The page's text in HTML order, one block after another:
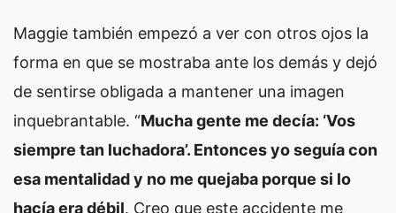
Maggie también empezó a ver con otros ojos la
forma en que se mostraba ante los demás y dejó
de sentirse obligada a mantener una imagen
inquebrantable. “Mucha gente me decía: ‘Vos
siempre tan luchadora’. Entonces yo seguía con
esa mentalidad y no me quejaba porque si lo
hacía era débil. Creo que este accidente me